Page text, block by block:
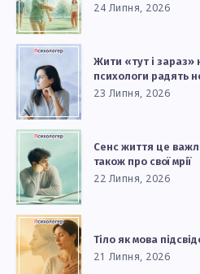
24 Липня, 2026
Жити «тут і зараз»
психологи радять
23 Липня, 2026
Сенс життя це
також про свої мрії
22 Липня, 2026
Тіло як мова
21 Липня, 2026